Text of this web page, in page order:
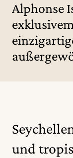
Alphonse
und